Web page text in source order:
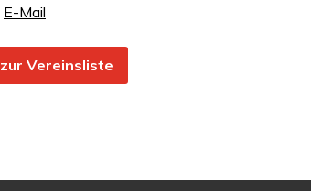
E-Mail
zur Vereinsliste